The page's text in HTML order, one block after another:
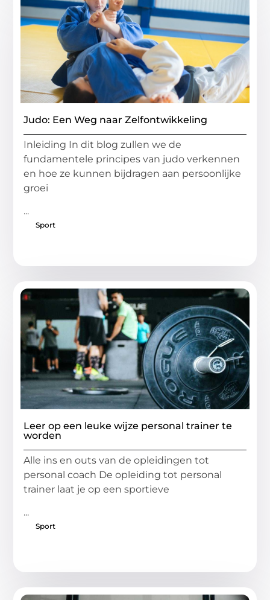
Judo: Een Weg naar Zelfontwikkeling
Inleiding In dit blog zullen we de
fundamentele principes van judo verkennen
en hoe ze kunnen bijdragen aan persoonlijke
groei
...
Sport
Leer op een leuke wijze personal trainer te
worden
Alle ins en outs van de opleidingen tot
personal coach De opleiding tot personal
trainer laat je op een sportieve
...
Sport